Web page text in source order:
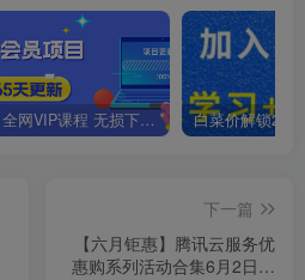
全网VIP课程 无损下载~.~
下一篇
【六月钜惠】腾讯云服务优
惠购系列活动合集6月2日更